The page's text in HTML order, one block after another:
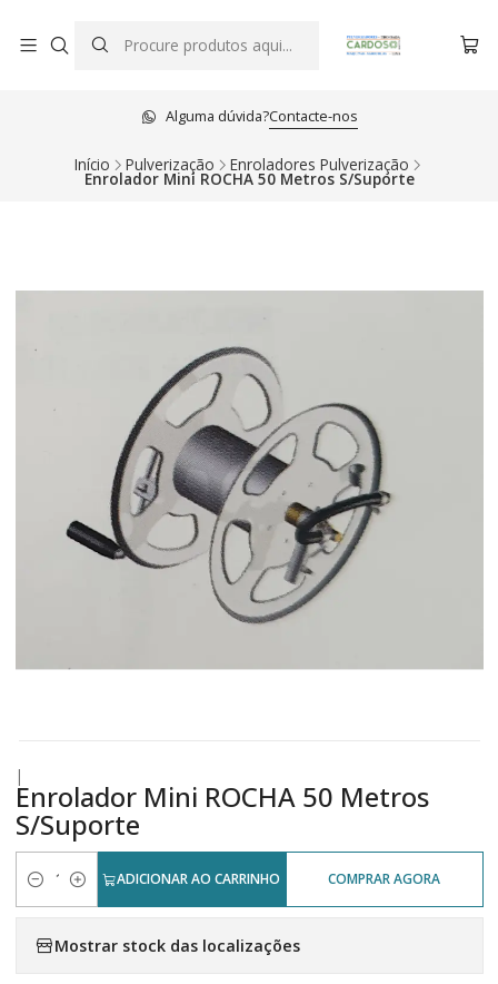
Alguma dúvida?Contacte-nos
Início Pulverização Enroladores Pulverização
Enrolador Mini ROCHA 50 Metros S/Suporte
|
Enrolador Mini ROCHA 50 Metros
S/Suporte
Quantidade
ADICIONAR AO CARRINHO COMPRAR AGORA
Mostrar stock das localizações